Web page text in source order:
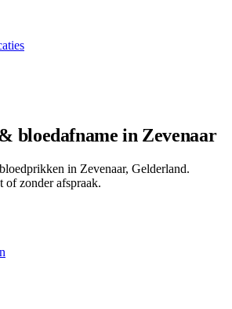
bloedafname in Zevenaar
in Zevenaar, Gelderland.
zonder afspraak.